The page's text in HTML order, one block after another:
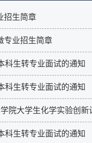
招生简章
专业招生简章
科生转专业面试的通知
科生转专业面试的通知
院大学生化学实验创新
科生转专业面试的通知